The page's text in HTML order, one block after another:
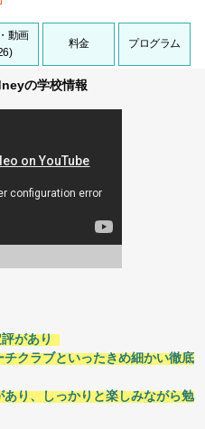
動画
料金 プログラム
の学校情報
があり
クラブといったきめ細かい徹底
り、しっかりと楽しみながら勉